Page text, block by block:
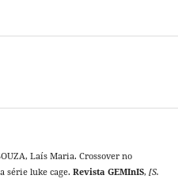
Laís Maria. Crossover no
série luke cage. Revista GEMInIS, [S.